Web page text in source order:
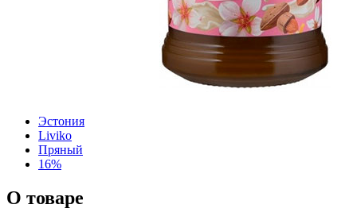
Эстония
Liviko
Пряный
16%
О товаре